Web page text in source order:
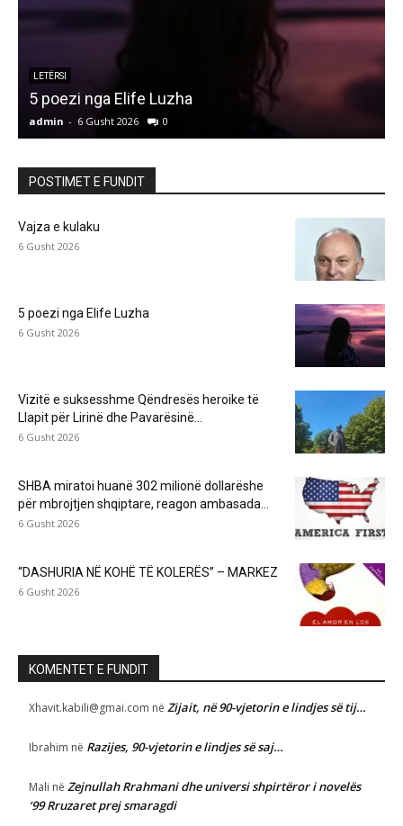
LETËRSI
5 poezi nga Elife Luzha
admin - 6 Gusht 2026 0
POSTIMET E FUNDIT
Vajza e kulaku
6 Gusht 2026
5 poezi nga Elife Luzha
6 Gusht 2026
Vizitë e suksesshme Qëndresës heroike të
Llapit për Lirinë dhe Pavarësinë...
6 Gusht 2026
SHBA miratoi huanë 302 milionë dollarëshe
për mbrojtjen shqiptare, reagon ambasada...
6 Gusht 2026
“DASHURIA NË KOHË TË KOLERËS” – MARKEZ
6 Gusht 2026
KOMENTET E FUNDIT
Xhavit.kabili@gmai.com në Zijait, në 90-vjetorin e lindjes së tij…
Ibrahim në Razijes, 90-vjetorin e lindjes së saj…
Mali në Zejnullah Rrahmani dhe universi shpirtëror i novelës
‘99 Rruzaret prej smaragdi